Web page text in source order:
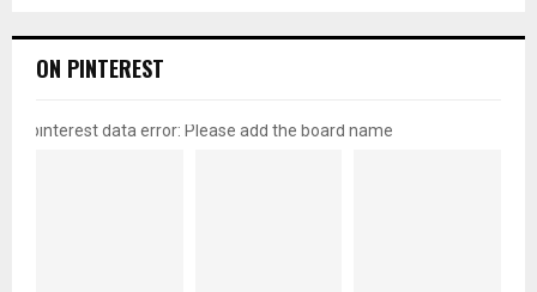
ON PINTEREST
pinterest data error: Please add the board name